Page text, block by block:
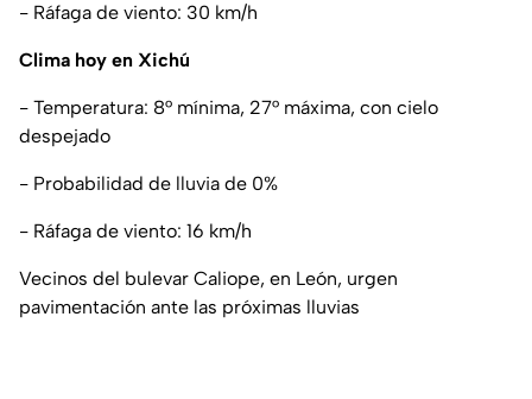
- Ráfaga de viento: 30 km/h
Clima hoy en Xichú
- Temperatura: 8° mínima, 27° máxima, con cielo
despejado
- Probabilidad de lluvia de 0%
- Ráfaga de viento: 16 km/h
Vecinos del bulevar Caliope, en León, urgen
pavimentación ante las próximas lluvias